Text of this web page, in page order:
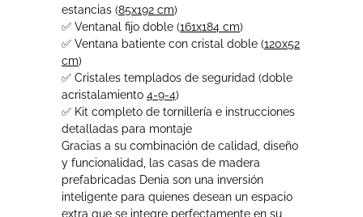
estancias (85x192 cm)
✅ Ventanal fijo doble (161x184 cm)
✅ Ventana batiente con cristal doble (120x52
cm)
✅ Cristales templados de seguridad (doble
acristalamiento 4-9-4)
✅ Kit completo de tornillería e instrucciones
detalladas para montaje
Gracias a su combinación de calidad, diseño
y funcionalidad, las casas de madera
prefabricadas Denia son una inversión
inteligente para quienes desean un espacio
extra que se integre perfectamente en su